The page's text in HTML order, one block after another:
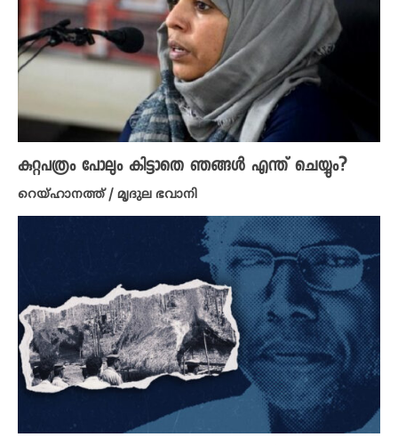
കുറ്റപത്രം പോലും കിട്ടാതെ ഞങ്ങൾ എന്ത് ചെയ്യും?
റെയ്ഹാനത്ത് / മൃദുല ഭവാനി